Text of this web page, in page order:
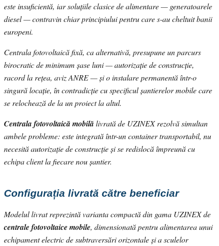
este insuficientă, iar soluțiile clasice de alimentare — generatoarele
diesel — contravin chiar principiului pentru care s-au cheltuit banii
europeni.
Centrala fotovoltaică fixă, ca alternativă, presupune un parcurs
birocratic de minimum șase luni — autorizație de construcție,
racord la rețea, aviz ANRE — și o instalare permanentă într-o
singură locație, în contradicție cu specificul șantierelor mobile care
se relochează de la un proiect la altul.
Centrala fotovoltaică mobilălivrată de UZINEX rezolvă simultan
ambele probleme: este integrată într-un container transportabil, nu
necesită autorizație de construcție și se redislocă împreună cu
echipa client la fiecare nou șantier.
Configurația livrată către beneficiar
Modelul livrat reprezintă varianta compactă din gama UZINEX de
centrale fotovoltaice mobile, dimensionată pentru alimentarea unui
echipament electric de subtraversări orizontale și a sculelor